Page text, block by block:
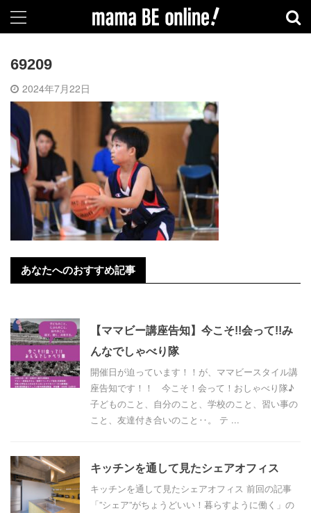
69209
2024年7月22日
あなたへのおすすめ記事
【ママビー講座告知】今こそ!!会って!!み
んなでしゃべり隊
開催日が迫っています！！が、ママビースタイル講
座告知です！！ 今こそ！会って！おしゃべり隊♪
子どものこと、自分のこと、学校のこと、習い事の
こと、友達付き合いのこと‥。 テ ...
キッチンを通して見たシェアオフィス
キッチンを通して見たシェアオフィス 前回の記事
「”シェア”がちょうどいい！暮らすように働く」の